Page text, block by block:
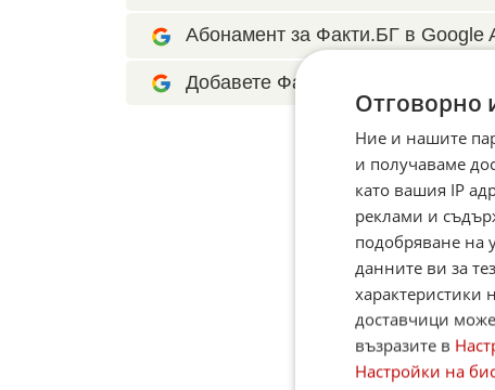
Абонамент за Факти.БГ в Google
Добавете Факти.БГ като
Отговорно
Ние и нашите
и получаваме
като вашия IP
реклами и
подобряване на
данните ви за
характеристики
доставчици
възразите в
Настройки на